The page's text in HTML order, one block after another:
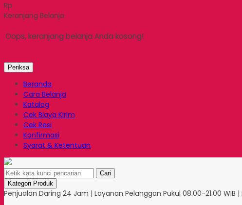
Rp
Keranjang Belanja
Oops, keranjang belanja Anda kosong!
Periksa
Beranda
Cara Belanja
Katalog
Cek Biaya Kirim
Cek Resi
Konfirmasi
Syarat & Ketentuan
Cari
Kategori Produk
Penjualan Daring 24 Jam | Layanan Pelanggan Pukul 08.00-21.00